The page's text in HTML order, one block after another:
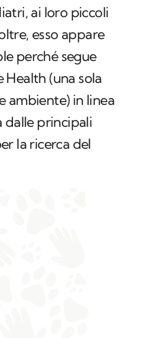
ai loro piccoli
esso appare
perché segue
Health (una sola
ambiente) in linea
dalle principali
la ricerca del